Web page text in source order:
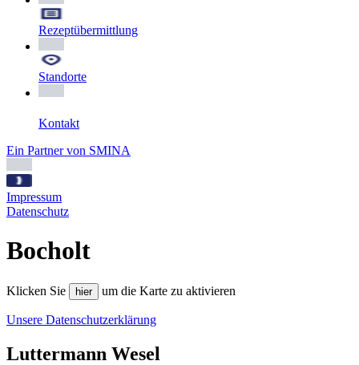
Rezeptübermittlung
Standorte
Kontakt
Ein Partner von SMINA
Impressum
Datenschutz
Bocholt
Klicken Sie hier um die Karte zu aktivieren
Unsere Datenschutzerklärung
Luttermann Wesel